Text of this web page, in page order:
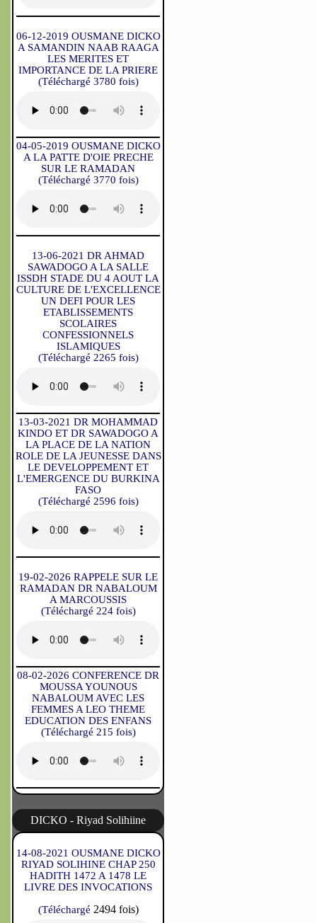
06-12-2019 OUSMANE DICKO
A SAMANDIN NAAB RAAGA
LES MERITES ET
IMPORTANCE DE LA PRIERE
(Téléchargé 3780 fois)
04-05-2019 OUSMANE DICKO
A LA PATTE D'OIE PRECHE
SUR LE RAMADAN
(Téléchargé 3770 fois)
13-06-2021 DR AHMAD
SAWADOGO A LA SALLE
ISSDH STADE DU 4 AOUT LA
CULTURE DE L'EXCELLENCE
UN DEFI POUR LES
ETABLISSEMENTS
SCOLAIRES
CONFESSIONNELS
ISLAMIQUES
(Téléchargé 2265 fois)
13-03-2021 DR MOHAMMAD
KINDO ET DR SAWADOGO A
LA PLACE DE LA NATION
ROLE DE LA JEUNESSE DANS
LE DEVELOPPEMENT ET
L'EMERGENCE DU BURKINA
FASO
(Téléchargé 2596 fois)
19-02-2026 RAPPELE SUR LE
RAMADAN DR NABALOUM
A MARCOUSSIS
(Téléchargé 224 fois)
08-02-2026 CONFERENCE DR
MOUSSA YOUNOUS
NABALOUM AVEC LES
FEMMES A LEO THEME
EDUCATION DES ENFANS
(Téléchargé 215 fois)
DICKO - Riyad Solihiine
14-08-2021 OUSMANE DICKO
RIYAD SOLIHINE CHAP 250
HADITH 1472 A 1478 LE
LIVRE DES INVOCATIONS
(Téléchargé 2494 fois)